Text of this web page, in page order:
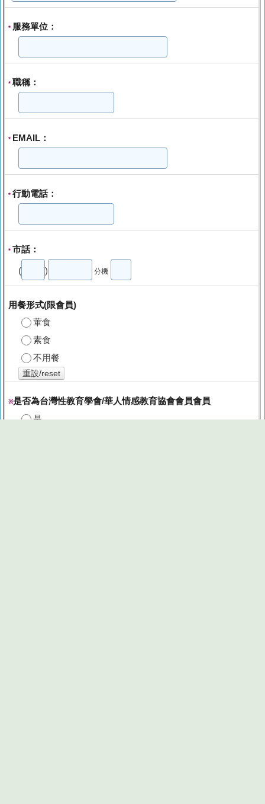
* 服務單位：
* 職稱：
* EMAIL：
* 行動電話：
* 市話：
( ) 分機
用餐形式(限會員)
葷食
素食
不用餐
重設/reset
※是否為台灣性教育學會/華人情感教育協會會員會員
是